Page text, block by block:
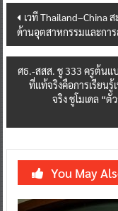
Post
navigation
เวที Thailand–China
ด้านอุตสาหกรรมและกา
ศธ.-สสส. ชู 333 ครูต้นแ
ที่แท้จริงคือการเรียนรู้
จริง ชูโมเดล “
You May